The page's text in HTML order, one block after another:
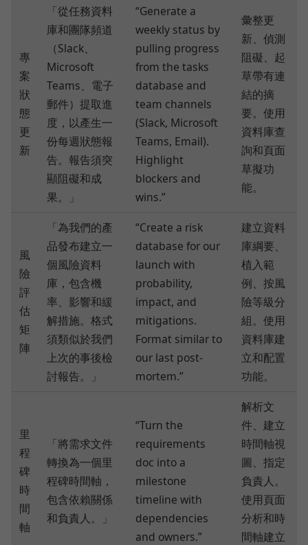
專
案
狀
態
更
新
「從任務資料
庫和團隊頻道
（Slack、
Microsoft
Teams、電子
郵件）提取進
度，以產生一
份每週狀態報
告。報告須突
顯阻礙和成
果。」
“Generate a
weekly status by
pulling progress
from the tasks
database and
team channels
(Slack, Microsoft
Teams, Email).
Highlight
blockers and
wins.”
彙整更
新、偵測
阻礙、起
草帶有連
結的摘
要。使用
資料庫查
詢和頁面
草擬功
能。
風
險
評
估
矩
陣
「為我們的產
品發布建立一
個風險資料
庫，包含機
率、影響和緩
解措施。格式
須類似於我們
上次的事後檢
討報告。」
“Create a risk
database for our
launch with
probability,
impact, and
mitigations.
Format similar to
our last post-
mortem.”
建立資料
庫綱要、
植入範
例、按風
險等級分
組。使用
資料庫建
立和配置
功能。
里
程
碑
時
間
軸
「將需求文件
轉換為一個里
程碑時間軸，
包含依賴關係
和負責人。」
“Turn the
requirements
doc into a
milestone
timeline with
dependencies
and owners.”
解析文
件、建立
時間軸視
圖、指定
負責人。
使用頁面
分析和時
間軸建立